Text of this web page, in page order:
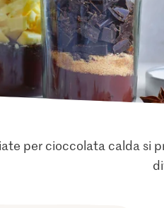
per cioccolata calda si